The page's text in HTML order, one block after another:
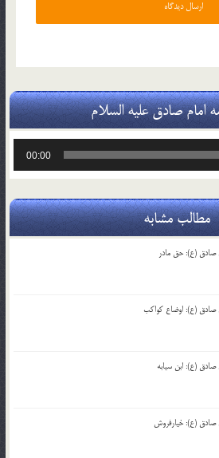
امام صادق علیه السلام
00:00
مطالب مشابه
صادق (ع): حق مادر
صادق (ع): اوضاع کواکب
صادق (ع): ابن سیابه
صادق (ع): خیارفروش